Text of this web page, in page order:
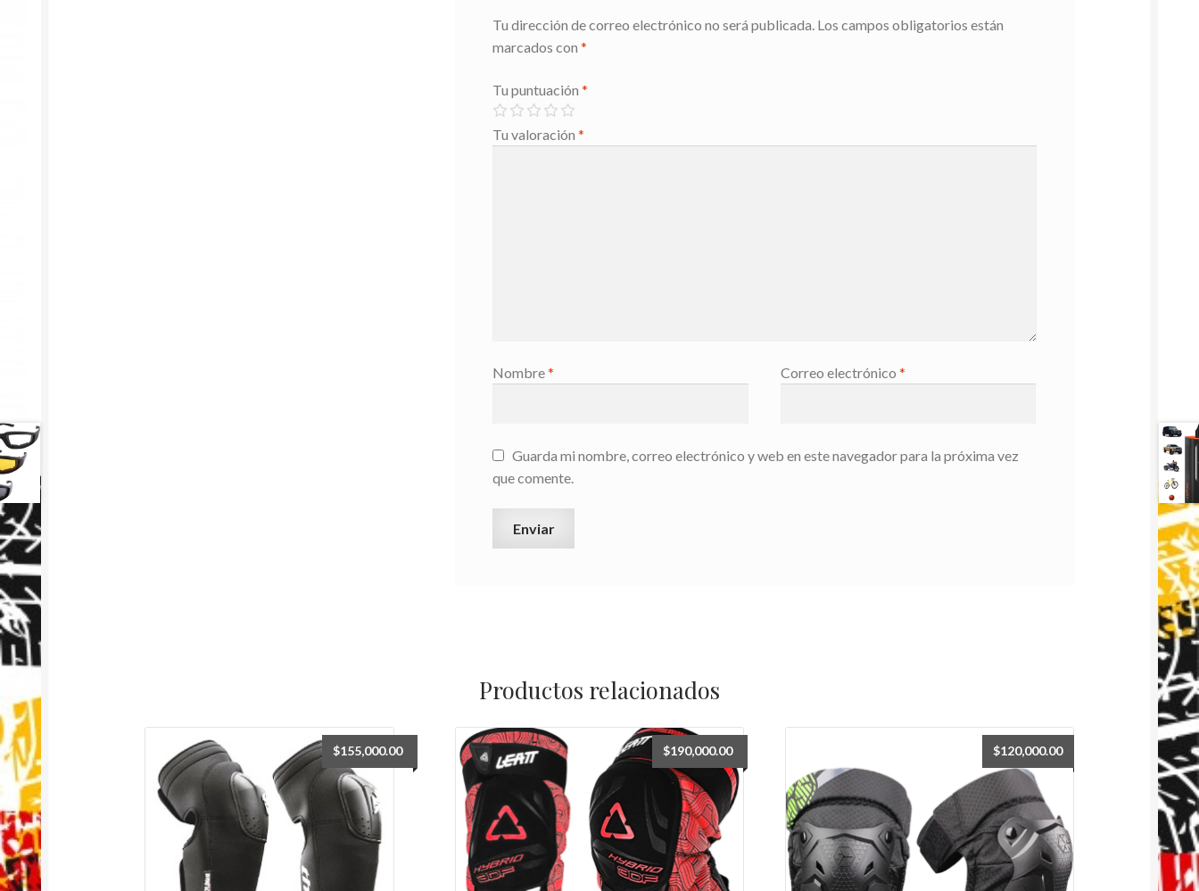
Tu dirección de correo electrónico no será publicada. Los campos obligatorios están
marcados con *
Tu puntuación *
Tu valoración *
Nombre* Correo electrónico *
Guarda mi nombre, correo electrónico y web en este navegador para la próxima vez
que comente.
Productos relacionados
$155,000.00 $190,000.00 $120,000.00